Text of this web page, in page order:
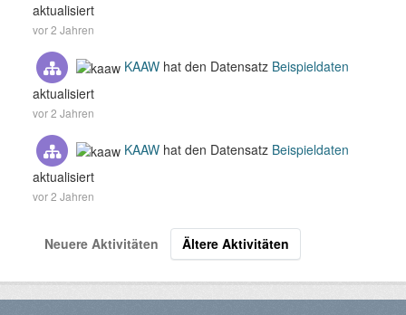
aktualisiert
vor 2 Jahren
KAAW hat den Datensatz Beispieldaten
aktualisiert
vor 2 Jahren
KAAW hat den Datensatz Beispieldaten
aktualisiert
vor 2 Jahren
Neuere Aktivitäten Ältere Aktivitäten